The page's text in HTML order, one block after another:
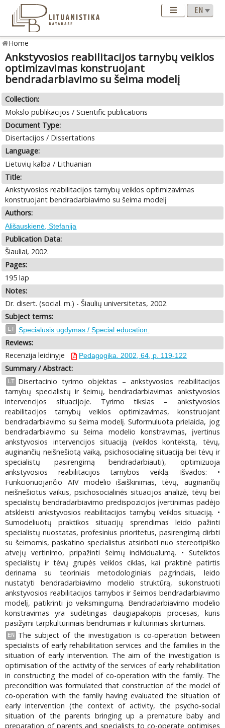
Home
Ankstyvosios reabilitacijos tarnybų veiklos
optimizavimas konstruojant
bendradarbiavimo su šeima modelį
Collection:
Mokslo publikacijos / Scientific publications
Document Type:
Disertacijos / Dissertations
Language:
Lietuvių kalba / Lithuanian
Title:
Ankstyvosios reabilitacijos tarnybų veiklos optimizavimas
konstruojant bendradarbiavimo su šeima modelį
Authors:
Ališauskienė, Stefanija
Publication Data:
Šiauliai, 2002.
Pages:
195 lap
Notes:
Dr. disert. (social. m.) - Šiaulių universitetas, 2002.
Subject terms:
LT Specialusis ugdymas / Special education.
Reviews:
Recenzija leidinyje
Pedagogika. 2002, 64, p. 119-122
Summary / Abstract:
LT
Disertacinio tyrimo objektas – ankstyvosios reabilitacijos
tarnybų specialistų ir šeimų, bendradarbiavimas ankstyvosios
intervencijos situacijoje. Tyrimo tikslas – ankstyvosios
reabilitacijos tarnybų veiklos optimizavimas, konstruojant
bendradarbiavimo su šeima modelį. Suformuluota prielaida, jog
bendradarbiavimo su šeima modelio konstravimas, įvertinus
ankstyvosios intervencijos situaciją (veiklos kontekstą, tėvų,
auginančių neišnešiotą vaiką, psichosocialinę situaciją bei tėvų ir
specialistų pasirengimą bendradarbiauti), optimizuoja
ankstyvosios reabilitacijos tarnybos veiklą. Išvados: •
Funkcionuojančio AIV modelio išaiškinimas, tėvų, auginančių
neišnešiotus vaikus, psichosocialinės situacijos analizė, tėvų bei
specialistų bendradarbiavimo predispozicijos įvertinimas padėjo
atskleisti ankstyvosios reabilitacijos tarnybų veiklos situaciją. •
Sumodeliuotų praktikos situacijų sprendimas leido pažinti
specialistų nuostatas, profesinius prioritetus, pasirengimą dirbti
su šeimomis, paskatino specialistus atsiriboti nuo stereotipiško
atvejų vertinimo, pripažinti šeimų individualumą. • Sutelktos
specialistų ir tėvų grupės veiklos ciklas, kai praktinė patirtis
derinama su teoriniais metodologiniais pagrindais, leido
nustatyti bendradarbiavimo modelio struktūrą, sukonstruoti
ankstyvosios reabilitacijos tarnybos ir šeimos bendradarbiavimo
modelį, patikrinti jo veiksmingumą. Bendradarbiavimo modelio
konstravimas yra sudėtingas daugiapakopis procesas, kuris
pasižymi tarpkultūriniais bendrumais ir kultūriniais skirtumais.
EN
The subject of the investigation is co-operation between
specialists of early rehabilitation services and the families in the
situation of early intervention. The aim of the investigation is
optimisation of the activity of the services of early rehabilitation
in constructing the model of co-operation with the family. The
precondition was formulated that construction of the model of
co-operation with the family having evaluated the situation of
early intervention (the context of activity, the psycho-social
situation of the parents bringing up a premature baby and
preparation of parents and specialists to co-operate optimises